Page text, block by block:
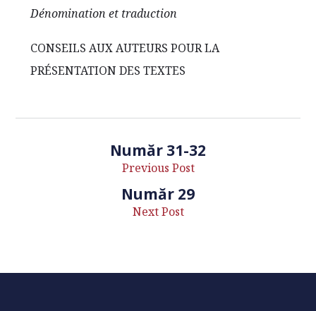
Dénomination et traduction
CONSEILS AUX AUTEURS POUR LA
PRÉSENTATION DES TEXTES
Număr 31-32
Previous Post
Număr 29
Next Post